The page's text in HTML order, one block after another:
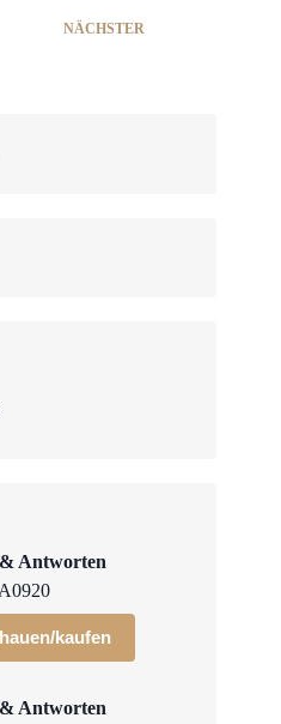
NÄCHSTER
Antworten
kaufen
Antworten